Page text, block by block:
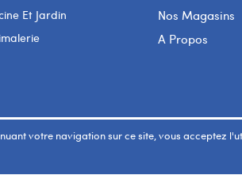
votre navigation sur ce site, vous acceptez
Et Jardin
Nos Magasins
A Propos